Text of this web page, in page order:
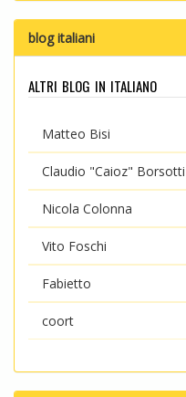
blog italiani
altri blog in italiano
Matteo Bisi
Claudio "Caioz" Borsotti
Nicola Colonna
Vito Foschi
Fabietto
coort